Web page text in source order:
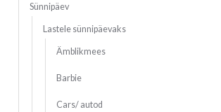
Sünnipäev
Lastele sünnipäevaks
Ämblikmees
Barbie
Cars/ autod